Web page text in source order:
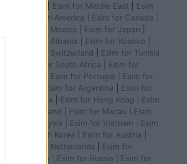
Esim for Middle East
Esim
for South America
Esim for Canada
Esim for Mexico
Esim for Japan
Esim for Albania
Esim for Kosovo
Esim for Switzerland
Esim for Tunisia
Esim for South Africa
Esim for
Esim for Portugal
Esim for
Esim for Argentina
Esim for
Colombia
Esim for Hong Kong
Esim
for Thailand
Esim for Macau
Esim
for Malaysia
Esim for Vietnam
Esim
for South Korea
Esim for Austria
Esim for Netherlands
Esim for
Australia
Esim for Russia
Esim for